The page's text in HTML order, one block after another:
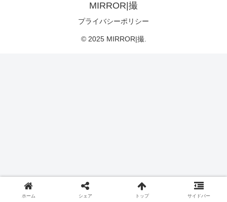
MIRROR|撮
プライバシーポリシー
© 2025 MIRROR|撮.
ホーム シェア トップ サイドバー